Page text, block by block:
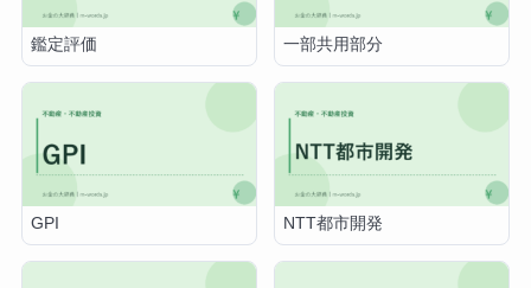
鑑定評価 一部共用部分
GPI NTT都市開発